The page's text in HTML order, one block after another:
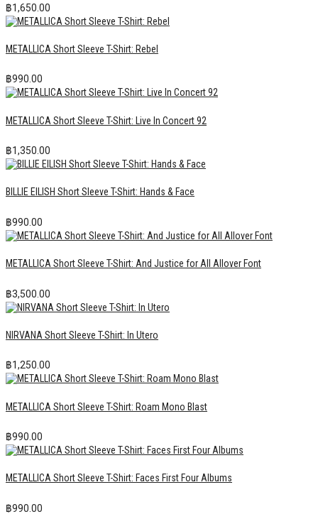
฿1,650.00
METALLICA Short Sleeve T-Shirt: Rebel
฿990.00
METALLICA Short Sleeve T-Shirt: Live In Concert 92
฿1,350.00
BILLIE EILISH Short Sleeve T-Shirt: Hands & Face
฿990.00
METALLICA Short Sleeve T-Shirt: And Justice for All Allover Font
฿3,500.00
NIRVANA Short Sleeve T-Shirt: In Utero
฿1,250.00
METALLICA Short Sleeve T-Shirt: Roam Mono Blast
฿990.00
METALLICA Short Sleeve T-Shirt: Faces First Four Albums
฿990.00